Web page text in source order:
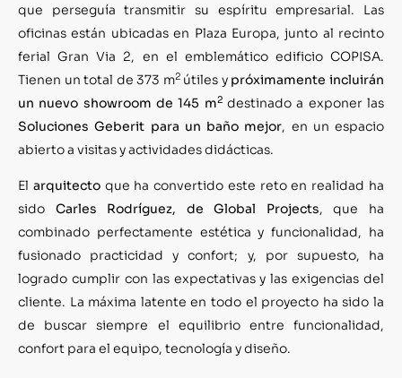
que perseguía transmitir su espíritu empresarial. Las
oficinas están ubicadas en Plaza Europa, junto al recinto
ferial Gran Via 2, en el emblemático edificio COPISA.
Tienen un total de 373 m2útiles ypróximamente incluirán
un nuevo showroom de 145 m2 destinado a exponer las
Soluciones Geberit para un baño mejor, en un espacio
abierto a visitas y actividades didácticas.
El arquitectoque ha convertido este reto en realidad ha
sido Carles Rodríguez, de Global Projects, que ha
combinado perfectamente estética y funcionalidad, ha
fusionado practicidad y confort; y, por supuesto, ha
logrado cumplir con las expectativas y las exigencias del
cliente. La máxima latente en todo el proyecto ha sido la
de buscar siempre el equilibrio entre funcionalidad,
confort para el equipo, tecnología y diseño.